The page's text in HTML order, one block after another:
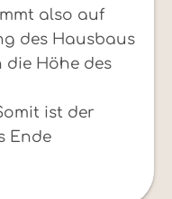
also auf
des Hausbaus
die Höhe des
ist der
Ende